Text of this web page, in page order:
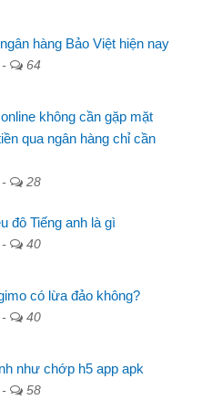
hàng Bảo Việt hiện nay
- 64
không cần gặp mặt
qua ngân hàng chỉ cần
- 28
đô Tiếng anh là gì
- 40
có lừa đảo không?
- 40
như chớp h5 app apk
- 58